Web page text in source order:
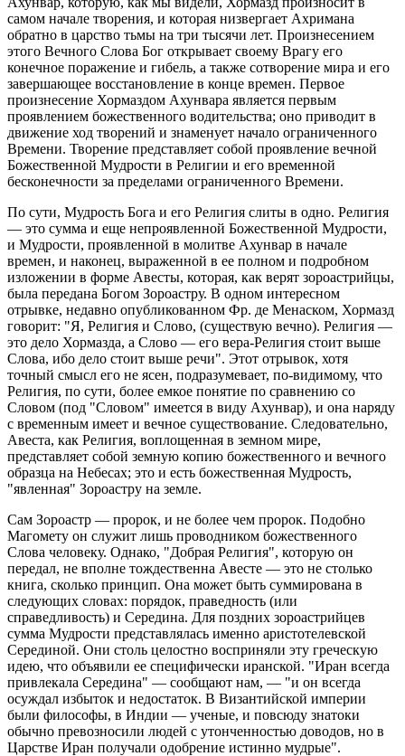
самом начале творения, и которая низвергает Ахримана
обратно в царство тьмы на три тысячи лет. Произнесением
этого Вечного Слова Бог открывает своему Врагу его
конечное поражение и гибель, а также сотворение мира и его
завершающее восстановление в конце времен. Первое
произнесение Хормаздом Ахунвара является первым
проявлением божественного водительства; оно приводит в
движение ход творений и знаменует начало ограниченного
Времени. Творение представляет собой проявление вечной
Божественной Мудрости в Религии и его временной
бесконечности за пределами ограниченного Времени.
По сути, Мудрость Бога и его Религия слиты в одно. Религия
— это сумма и еще непроявленной Божественной Мудрости,
и Мудрости, проявленной в молитве Ахунвар в начале
времен, и наконец, выраженной в ее полном и подробном
изложении в форме Авесты, которая, как верят зороастрийцы,
была передана Богом Зороастру. В одном интересном
отрывке, недавно опубликованном Фр. де Менаском, Хормазд
говорит: "Я, Религия и Слово, (существую вечно). Религия —
это дело Хормазда, а Слово — его вера-Религия стоит выше
Слова, ибо дело стоит выше речи". Этот отрывок, хотя
точный смысл его не ясен, подразумевает, по-видимому, что
Религия, по сути, более емкое понятие по сравнению со
Словом (под "Словом" имеется в виду Ахунвар), и она наряду
с временным имеет и вечное существование. Следовательно,
Авеста, как Религия, воплощенная в земном мире,
представляет собой земную копию божественного и вечного
образца на Небесах; это и есть божественная Мудрость,
"явленная" Зороастру на земле.
Сам Зороастр — пророк, и не более чем пророк. Подобно
Магомету он служит лишь проводником божественного
Слова человеку. Однако, "Добрая Религия", которую он
передал, не вполне тождественна Авесте — это не столько
книга, сколько принцип. Она может быть суммирована в
следующих словах: порядок, праведность (или
справедливость) и Середина. Для поздних зороастрийцев
сумма Мудрости представлялась именно аристотелевской
Серединой. Они столь целостно восприняли эту греческую
идею, что объявили ее специфически иранской. "Иран всегда
привлекала Середина" — сообщают нам, — "и он всегда
осуждал избыток и недостаток. В Византийской империи
были философы, в Индии — ученые, и повсюду знатоки
обычно превозносили людей с утонченностью доводов, но в
Царстве Иран получали одобрение истинно мудрые".